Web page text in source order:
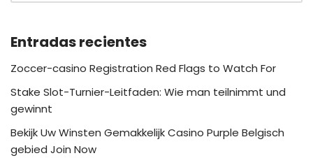
Entradas recientes
Zoccer-casino Registration Red Flags to Watch For
Stake Slot-Turnier-Leitfaden: Wie man teilnimmt und
gewinnt
Bekijk Uw Winsten Gemakkelijk Casino Purple Belgisch
gebied Join Now